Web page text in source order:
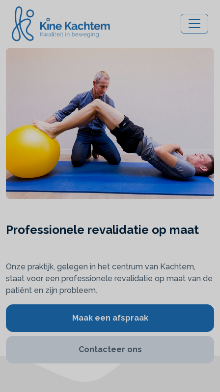
Professionele revalidatie op maat
Onze praktijk, gelegen in het centrum van Kachtem,
staat voor een professionele revalidatie op maat van de
patiënt en zijn probleem.
Maak een afspraak
Contacteer ons